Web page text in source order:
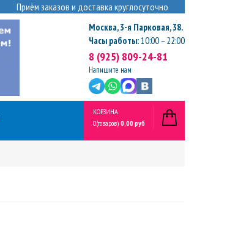
Приём заказов и доставка круглосуточно
Москва,3-я Парковая, 38.
Часы работы:10:00 – 22:00
8 (925) 809-24-81
Напишите нам
КОРЗИНА
0(товаров) 0,00 руб